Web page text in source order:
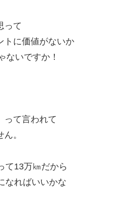
って
トに価値がないか
ないですか！
って言われて
。
て13万㎞だから
なればいいかな